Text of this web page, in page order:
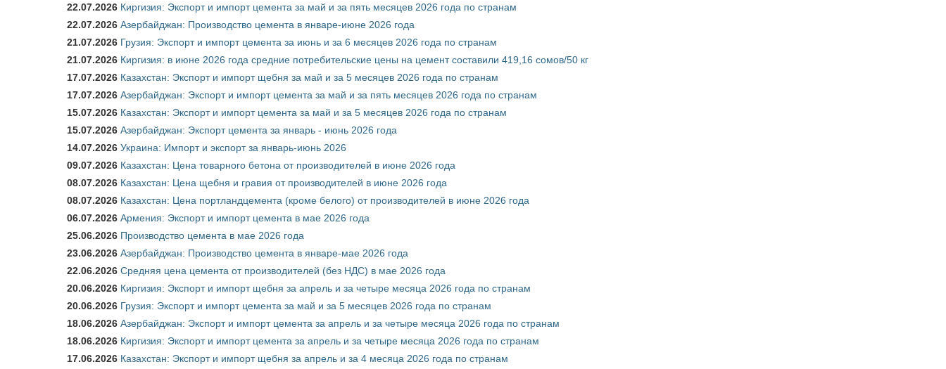
22.07.2026 Киргизия: Экспорт и импорт цемента за май и за пять месяцев 2026 года по странам
22.07.2026 Азербайджан: Производство цемента в январе-июне 2026 года
21.07.2026 Грузия: Экспорт и импорт цемента за июнь и за 6 месяцев 2026 года по странам
21.07.2026 Киргизия: в июне 2026 года средние потребительские цены на цемент составили 419,16 сомов/50 кг
17.07.2026 Казахстан: Экспорт и импорт щебня за май и за 5 месяцев 2026 года по странам
17.07.2026 Азербайджан: Экспорт и импорт цемента за май и за пять месяцев 2026 года по странам
15.07.2026 Казахстан: Экспорт и импорт цемента за май и за 5 месяцев 2026 года по странам
15.07.2026 Азербайджан: Экспорт цемента за январь - июнь 2026 года
14.07.2026 Украина: Импорт и экспорт за январь-июнь 2026
09.07.2026 Казахстан: Цена товарного бетона от производителей в июне 2026 года
08.07.2026 Казахстан: Цена щебня и гравия от производителей в июне 2026 года
08.07.2026 Казахстан: Цена портландцемента (кроме белого) от производителей в июне 2026 года
06.07.2026 Армения: Экспорт и импорт цемента в мае 2026 года
25.06.2026 Производство цемента в мае 2026 года
23.06.2026 Азербайджан: Производство цемента в январе-мае 2026 года
22.06.2026 Средняя цена цемента от производителей (без НДС) в мае 2026 года
20.06.2026 Киргизия: Экспорт и импорт щебня за апрель и за четыре месяца 2026 года по странам
20.06.2026 Грузия: Экспорт и импорт цемента за май и за 5 месяцев 2026 года по странам
18.06.2026 Азербайджан: Экспорт и импорт цемента за апрель и за четыре месяца 2026 года по странам
18.06.2026 Киргизия: Экспорт и импорт цемента за апрель и за четыре месяца 2026 года по странам
17.06.2026 Казахстан: Экспорт и импорт щебня за апрель и за 4 месяца 2026 года по странам